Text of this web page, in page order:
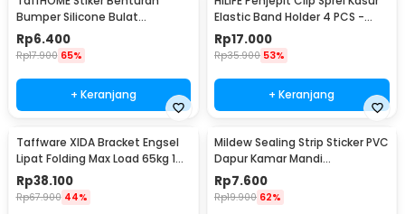
Bumper Silicone Bulat
Hemispherical 100 PCS - FZL10
Rp6.400
Rp17.900 65%
+ Keranjang
Elastic Band Holder 4 PCS -
200TC
Rp17.000
Rp35.900 53%
+ Keranjang
Taffware XIDA Bracket Engsel
Lipat Folding Max Load 65kg 14
Inch 2 PCS - JM007
Rp38.100
Rp67.900 44%
Mildew Sealing Strip Sticker PVC
Dapur Kamar Mandi
3.7cmx3.2M
Rp7.600
Rp19.900 62%